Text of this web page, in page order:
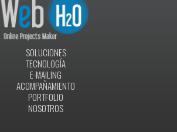
SOLUCIONES
TECNOLOGÍA
E-MAILING
ACOMPAÑAMIENTO
PORTFOLIO
NOSOTROS